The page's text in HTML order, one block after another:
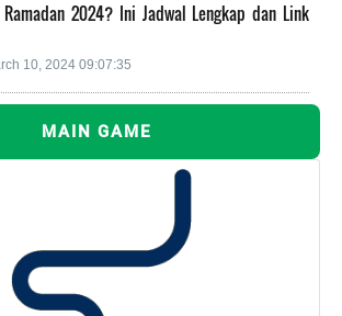
2024? Ini Jadwal Lengkap dan Link
10, 2024 09:07:35
MAIN GAME